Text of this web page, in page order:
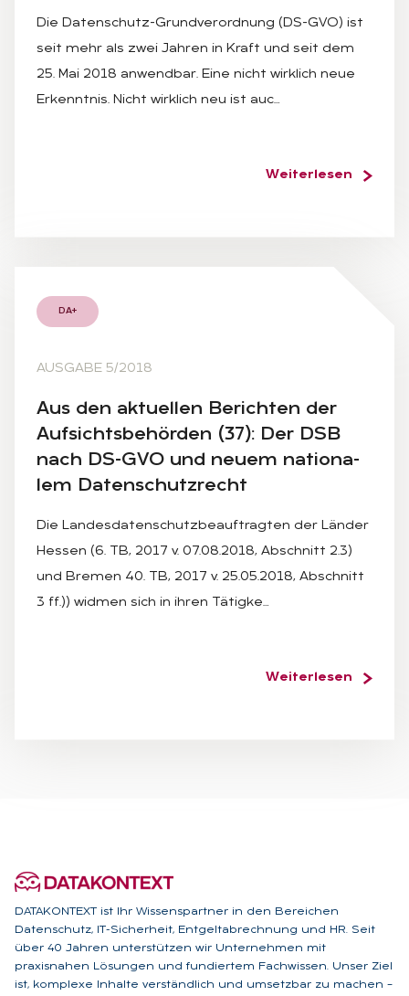
Die Datenschutz-Grundverordnung (DS-GVO) ist
seit mehr als zwei Jahren in Kraft und seit dem
25. Mai 2018 anwendbar. Eine nicht wirklich neue
Erkenntnis. Nicht wirklich neu ist auc…
Weiterlesen
DA+
AUSGABE 5/2018
Aus den ak­tu­el­len Be­rich­ten der
Auf­sichts­be­hör­den (37): Der DSB
nach DS-GVO und neu­em na­tio­na­
lem Da­ten­schutz­recht
Die Landesdatenschutzbeauftragten der Länder
Hessen (6. TB, 2017 v. 07.08.2018, Abschnitt 2.3)
und Bremen 40. TB, 2017 v. 25.05.2018, Abschnitt
3 ff.)) widmen sich in ihren Tätigke…
Weiterlesen
DATAKONTEXT ist Ihr Wissenspartner in den Bereichen
Datenschutz, IT-Sicherheit, Entgeltabrechnung und HR. Seit
über 40 Jahren unterstützen wir Unternehmen mit
praxisnahen Lösungen und fundiertem Fachwissen. Unser Ziel
ist, komplexe Inhalte verständlich und umsetzbar zu machen –